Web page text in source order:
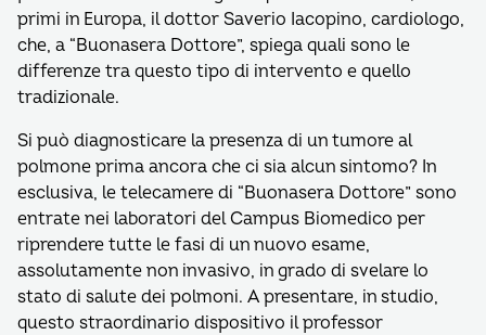
primi in Europa, il dottor Saverio Iacopino, cardiologo,
che, a “Buonasera Dottore”, spiega quali sono le
differenze tra questo tipo di intervento e quello
tradizionale.
Si può diagnosticare la presenza di un tumore al
polmone prima ancora che ci sia alcun sintomo? In
esclusiva, le telecamere di “Buonasera Dottore” sono
entrate nei laboratori del Campus Biomedico per
riprendere tutte le fasi di un nuovo esame,
assolutamente non invasivo, in grado di svelare lo
stato di salute dei polmoni. A presentare, in studio,
questo straordinario dispositivo il professor